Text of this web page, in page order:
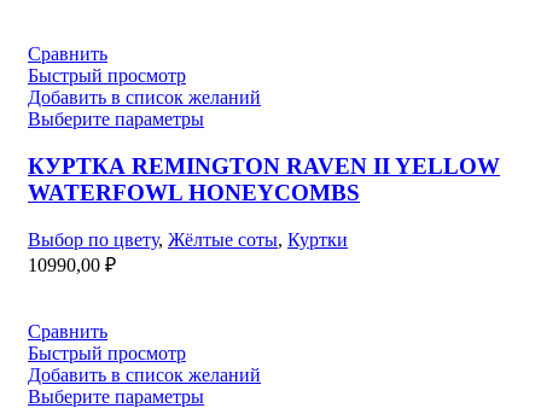
Сравнить
Быстрый просмотр
Добавить в список желаний
Выберите параметры
КУРТКА REMINGTON RAVEN II YELLOW
WATERFOWL HONEYCOMBS
Выбор по цвету, Жёлтые соты, Куртки
10990,00 ₽
Сравнить
Быстрый просмотр
Добавить в список желаний
Выберите параметры